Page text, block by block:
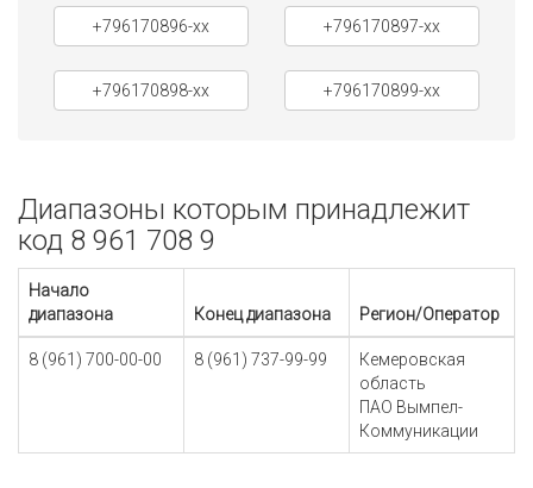
+796170896-xx +796170897-xx
+796170898-xx +796170899-xx
Диапазоны которым принадлежит
код 8 961 708 9
Начало
диапазона
Конец диапазона Регион/Оператор
8 (961) 700-00-00 8 (961) 737-99-99
Кемеровская
область
ПАО Вымпел-
Коммуникации